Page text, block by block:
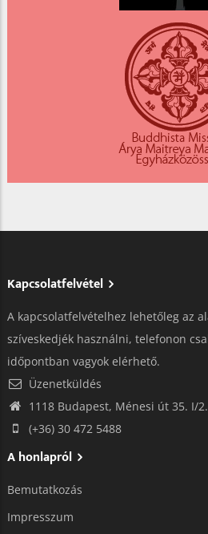
Kapcsolatfelvétel
A kapcsolatfelvételhez lehetőleg az
szíveskedjék használni, telefonon
időpontban vagyok elérhető.
Üzenetküldés
1118 Budapest, Ménesi út 35. I/2.
(+36) 30 472 5488
A honlapról
Bemutatkozás
Impresszum